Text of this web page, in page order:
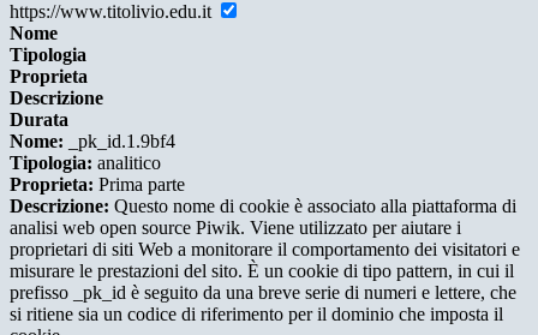
https://www.titolivio.edu.it
Nome
Tipologia
Proprieta
Descrizione
Durata
Nome: _pk_id.1.9bf4
Tipologia: analitico
Proprieta: Prima parte
Descrizione: Questo nome di cookie è associato alla piattaforma di
analisi web open source Piwik. Viene utilizzato per aiutare i
proprietari di siti Web a monitorare il comportamento dei visitatori e
misurare le prestazioni del sito. È un cookie di tipo pattern, in cui il
prefisso _pk_id è seguito da una breve serie di numeri e lettere, che
si ritiene sia un codice di riferimento per il dominio che imposta il